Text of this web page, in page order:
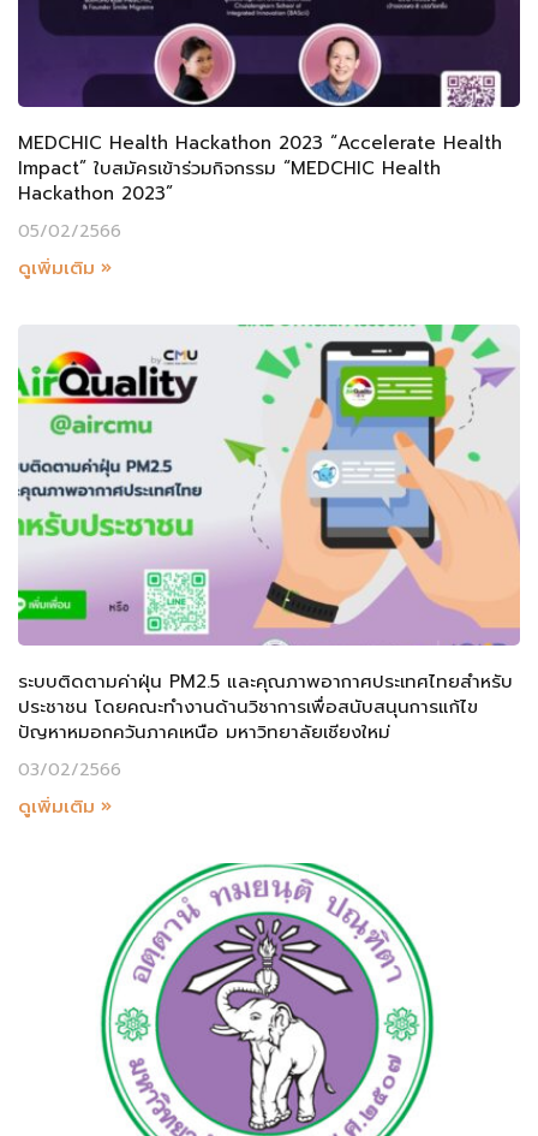
MEDCHIC Health Hackathon 2023 “Accelerate Health
Impact” ใบสมัครเข้าร่วมกิจกรรม “MEDCHIC Health
Hackathon 2023”
05/02/2566
ดูเพิ่มเติม »
ระบบติดตามค่าฝุ่น PM2.5 และคุณภาพอากาศประเทศไทยสำหรับ
ประชาชน โดยคณะทำงานด้านวิชาการเพื่อสนับสนุนการแก้ไข
ปัญหาหมอกควันภาคเหนือ มหาวิทยาลัยเชียงใหม่
03/02/2566
ดูเพิ่มเติม »